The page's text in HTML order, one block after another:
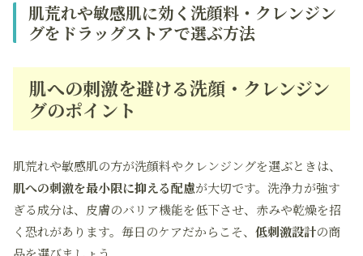
肌荒れや敏感肌に効く洗顔料・クレンジン
グをドラッグストアで選ぶ方法
肌への刺激を避ける洗顔・クレンジン
グのポイント
肌荒れや敏感肌の方が洗顔料やクレンジングを選ぶときは、
肌への刺激を最小限に抑える配慮が大切です。洗浄力が強す
ぎる成分は、皮膚のバリア機能を低下させ、赤みや乾燥を招
く恐れがあります。毎日のケアだからこそ、 低刺激設計の商